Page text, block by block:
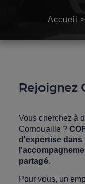
Accueil >
Rejoignez
Vous cherchez à
Cornouaille ?
d'expertise dans
partagé.
Pour vous, un